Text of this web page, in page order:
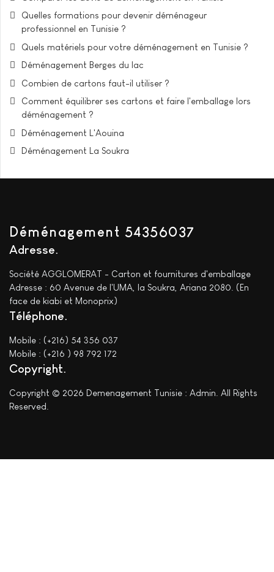
Quelles formations pour devenir déménageur
professionnel en Tunisie ?
Quels matériels pour votre déménagement en Tunisie ?
Déménagement Berges du lac
Combien de cartons faut-il utiliser ?
Comment équilibrer ses cartons et faire l'emballage lors
déménagement ?
Déménagement L'Aouina
Déménagement La Soukra
Déménagement 54356037
Adresse
Société AGGLOMERAT - Carton et fournitures d'emballage
Adresse : 60 Avenue de l'UMA, la Soukra, Ariana 2080. (En
face de kiabi et Monoprix)
Téléphone
Mobile : (+216) 54 356 037
Mobile : (+216 ) 98 792 172
Copyright
Copyright © 2026 Demenagement Tunisie : Admin. All Rights
Reserved.